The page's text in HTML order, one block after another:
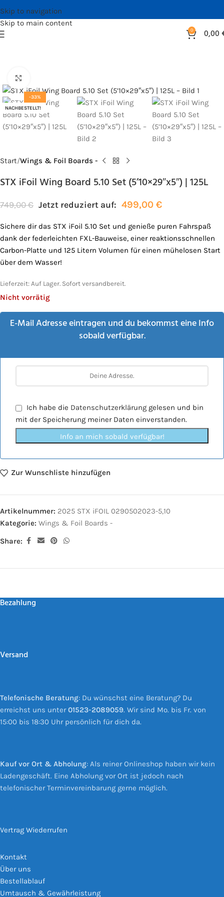
Skip to navigation
Skip to main content
0 0,00
-33%
NACHBESTELLT!
Start Wings & Foil Boards -
STX iFoil Wing Board 5.10 Set (5’10×29″x5″) | 125L
749,00€ Jetzt reduziert auf: 499,00 €
Sichere dir das STX iFoil 5.10 Set und genieße puren Fahrspaß
dank der federleichten FXL-Bauweise, einer reaktionsschnellen
Carbon-Platte und 125 Litern Volumen für einen mühelosen Start
über dem Wasser!
Lieferzeit: Auf Lager. Sofort versandbereit.
Nicht vorrätig
E-Mail Adresse eintragen und du bekommst eine Info
sobald verfügbar.
Ich habe die Datenschutzerklärung gelesen und bin
mit der Speicherung meiner Daten einverstanden.
Info an mich sobald verfügbar!
Zur Wunschliste hinzufügen
Artikelnummer: 2025 STX iFOIL 0290502023-5,10
Kategorie: Wings & Foil Boards -
Share:
Bezahlung
Versand
Telefonische Beratung: Du wünschst eine Beratung? Du
erreichst uns unter01523-2089059. Wir sind Mo. bis Fr. von
15:00 bis 18:30 Uhr persönlich für dich da.
Kauf vor Ort & Abholung: Als reiner Onlineshop haben wir kein
Ladengeschäft. Eine Abholung vor Ort ist jedoch nach
telefonischer Terminvereinbarung gerne möglich.
Vertrag Wiederrufen
Kontakt
Über uns
Bestellablauf
Umtausch & Gewährleistung